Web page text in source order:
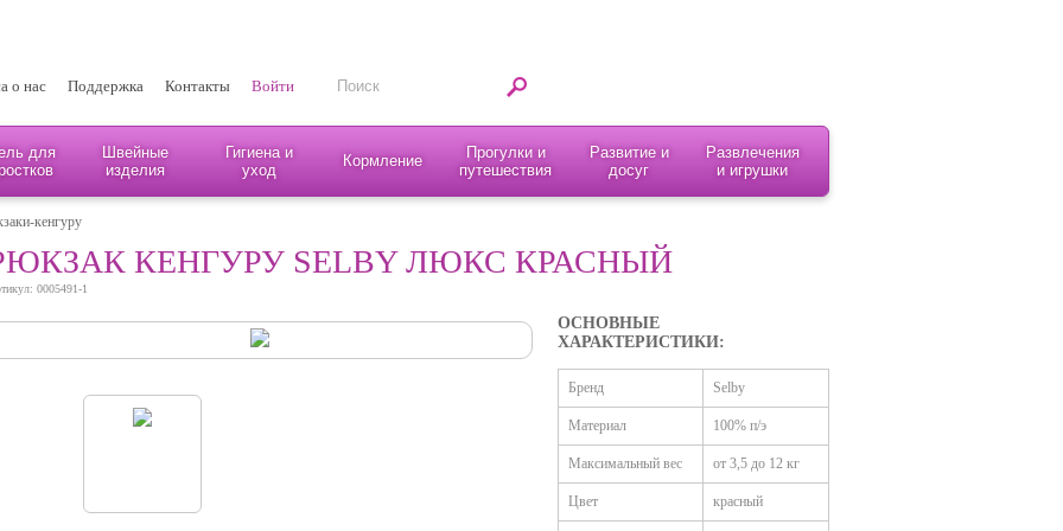
о нас Поддержка Контакты Войти
для
Швейные
изделия
Гигиена и
уход
Кормление
Прогулки и
путешествия
Развитие и
досуг
Развлечения
и игрушки
кенгуру
КЕНГУРУ SELBY ЛЮКС КРАСНЫЙ
0005491-1
ОСНОВНЫЕ
ХАРАКТЕРИСТИКИ:
Бренд Selby
Материал 100% п/э
Максимальный вес от 3,5 до 12 кг
Цвет красный